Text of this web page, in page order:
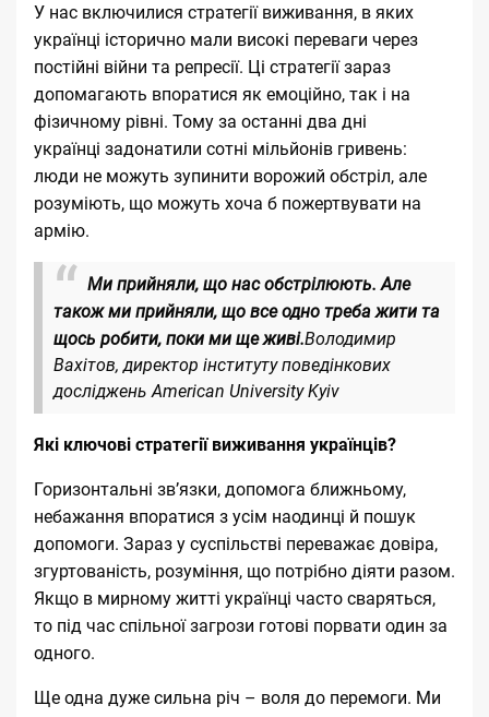
У нас включилися стратегії виживання, в яких
українці історично мали високі переваги через
постійні війни та репресії. Ці стратегії зараз
допомагають впоратися як емоційно, так і на
фізичному рівні. Тому за останні два дні
українці задонатили сотні мільйонів гривень:
люди не можуть зупинити ворожий обстріл, але
розуміють, що можуть хоча б пожертвувати на
армію.
Ми прийняли, що нас обстрілюють. Але
також ми прийняли, що все одно треба жити та
щось робити, поки ми ще живі.Володимир
Вахітов, директор інституту поведінкових
досліджень American University Kyiv
Які ключові стратегії виживання українців?
Горизонтальні зв’язки, допомога ближньому,
небажання впоратися з усім наодинці й пошук
допомоги. Зараз у суспільстві переважає довіра,
згуртованість, розуміння, що потрібно діяти разом.
Якщо в мирному житті українці часто сваряться,
то під час спільної загрози готові порвати один за
одного.
Ще одна дуже сильна річ – воля до перемоги. Ми